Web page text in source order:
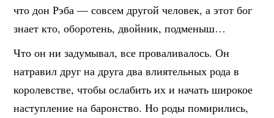
что дон Рэба — совсем другой человек, а этот бог
знает кто, оборотень, двойник, подменыш…
Что он ни задумывал, все проваливалось. Он
натравил друг на друга два влиятельных рода в
королевстве, чтобы ослабить их и начать широкое
наступление на баронство. Но роды помирились,